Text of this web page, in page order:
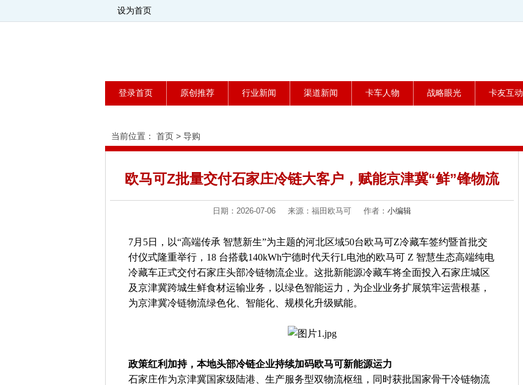
设为首页
登录首页 原创推荐 行业新闻 渠道新闻 卡车人物 战略眼光 卡友互动
当前位置： 首页 > 导购
欧马可Z批量交付石家庄冷链大客户，赋能京津冀“鲜”锋物流
日期：2026-07-06 来源：福田欧马可 作者： 小编辑
7月5日，以“高端传承 智慧新生”为主题的河北区域50台欧马可Z冷藏车签约暨首批交
付仪式隆重举行，18 台搭载140kWh宁德时代天行L电池的欧马可 Z 智慧生态高端纯电
冷藏车正式交付石家庄头部冷链物流企业。这批新能源冷藏车将全面投入石家庄城区
及京津冀跨城生鲜食材运输业务，以绿色智能运力，为企业业务扩展筑牢运营根基，
为京津冀冷链物流绿色化、智能化、规模化升级赋能。
政策红利加持，本地头部冷链企业持续加码欧马可新能源运力
石家庄作为京津冀国家级陆港、生产服务型双物流枢纽，同时获批国家骨干冷链物流